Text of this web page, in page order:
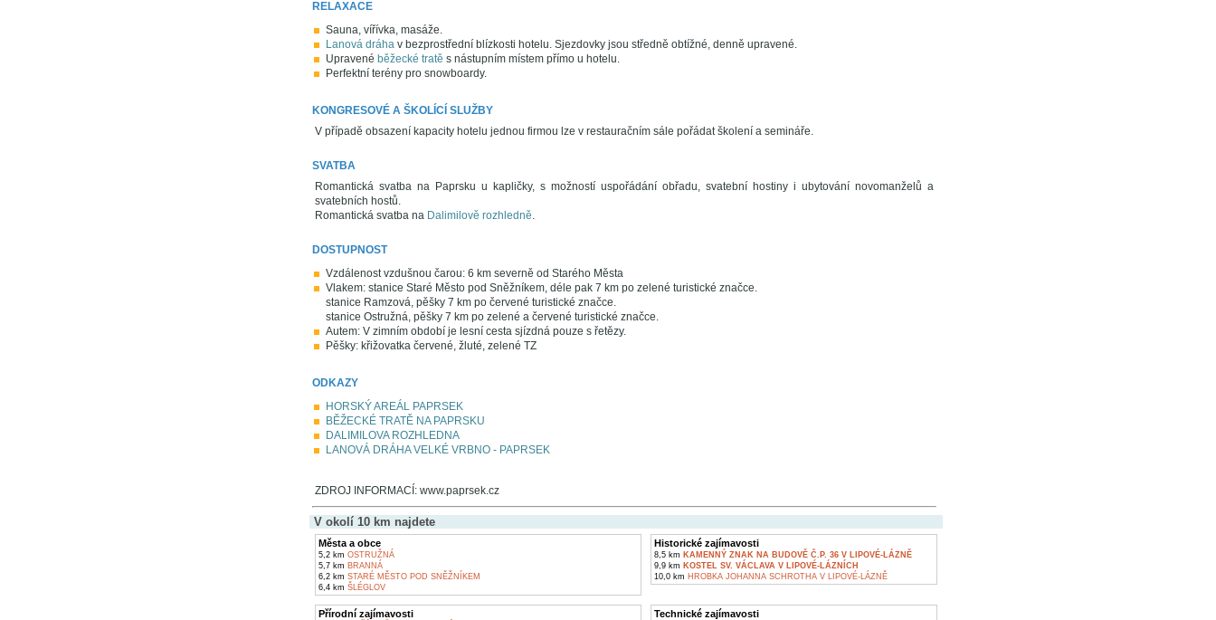
RELAXACE
Sauna, vířívka, masáže.
Lanová dráhav bezprostřední blízkosti hotelu. Sjezdovky jsou středně obtížné, denně upravené.
Upravené běžecké tratě s nástupním místem přímo u hotelu.
Perfektní terény pro snowboardy.
KONGRESOVÉ A ŠKOLÍCÍ SLUŽBY
V případě obsazení kapacity hotelu jednou firmou lze v restauračním sále pořádat školení a semináře.
SVATBA
Romantická svatba na Paprsku u kapličky, s možností uspořádání obřadu, svatební hostiny i ubytování novomanželů a
svatebních hostů.
Romantická svatba na Dalimilově rozhledně.
DOSTUPNOST
Vzdálenost vzdušnou čarou: 6 km severně od Starého Města
Vlakem: stanice Staré Město pod Sněžníkem, déle pak 7 km po zelené turistické značce.
stanice Ramzová, pěšky 7 km po červené turistické značce.
stanice Ostružná, pěšky 7 km po zelené a červené turistické značce.
Autem: V zimním období je lesní cesta sjízdná pouze s řetězy.
Pěšky: křižovatka červené, žluté, zelené TZ
ODKAZY
HORSKÝ AREÁL PAPRSEK
BĚŽECKÉ TRATĚ NA PAPRSKU
DALIMILOVA ROZHLEDNA
LANOVÁ DRÁHA VELKÉ VRBNO - PAPRSEK
ZDROJ INFORMACÍ: www.paprsek.cz
V okolí 10 km najdete
Města a obce
5,2 km OSTRUŽNÁ
5,7 km BRANNÁ
6,2 km STARÉ MĚSTO POD SNĚŽNÍKEM
6,4 km ŠLÉGLOV
Historické zajímavosti
8,5 km KAMENNÝ ZNAK NA BUDOVĚ Č.P. 36 V LIPOVÉ-LÁZNĚ
9,9 km KOSTEL SV. VÁCLAVA V LIPOVÉ-LÁZNÍCH
10,0 km HROBKA JOHANNA SCHROTHA V LIPOVÉ-LÁZNĚ
Přírodní zajímavosti Technické zajímavosti